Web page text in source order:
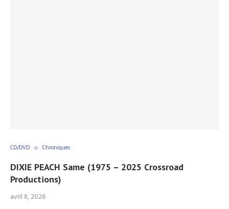
CD/DVD Chroniques
DIXIE PEACH Same (1975 – 2025 Crossroad
Productions)
avril 8, 2026